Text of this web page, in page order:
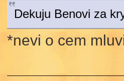
Dekuju Benovi za
*nevi o cem